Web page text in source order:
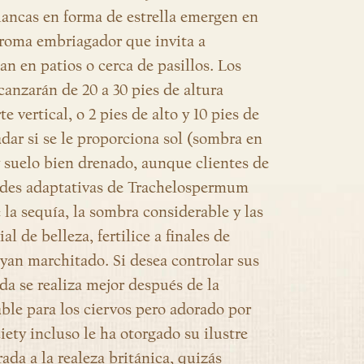
en forma de estrella emergen en
embriagador que invita a
en patios o cerca de pasillos. Los
de 20 a 30 pies de altura
vertical, o 2 pies de alto y 10 pies de
si se le proporciona sol (sombra en
bien drenado, aunque clientes de
adaptativas de Trachelospermum
sequía, la sombra considerable y las
de belleza, fertilice a finales de
marchitado. Si desea controlar sus
se realiza mejor después de la
para los ciervos pero adorado por
incluso le ha otorgado su ilustre
a la realeza británica, quizás